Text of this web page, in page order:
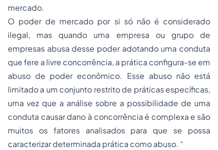
mercado.
O poder de mercado por si só não é considerado
ilegal, mas quando uma empresa ou grupo de
empresas abusa desse poder adotando uma conduta
que fere a livre concorrência, a prática configura-se em
abuso de poder econômico. Esse abuso não está
limitado a um conjunto restrito de práticas específicas,
uma vez que a análise sobre a possibilidade de uma
conduta causar dano à concorrência é complexa e são
muitos os fatores analisados para que se possa
caracterizar determinada prática como abuso. “